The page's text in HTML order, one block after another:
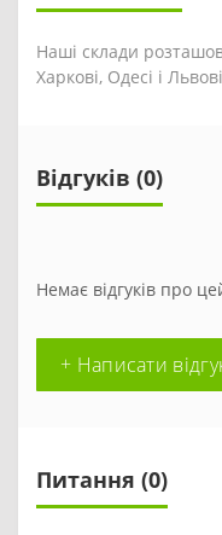
Наші склади
Харкові, Одесі і
Відгуків (0)
Немає відгуків про
+ Написати
Питання (0)